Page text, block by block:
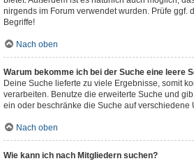
nirgends im Forum verwendet wurden. Prüfe ggf.
Begriffe!
Nach oben
Warum bekomme ich bei der Suche eine leere
Deine Suche lieferte zu viele Ergebnisse, somit
verarbeiten. Benutze die erweiterte Suche und
ein oder beschränke die Suche auf verschiedene
Nach oben
Wie kann ich nach Mitgliedern suchen?